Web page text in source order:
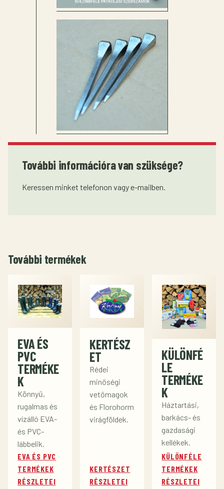
További információra van szüksége?
Keressen minket telefonon vagy e-mailben.
További termékek
EVA ÉS
PVC
TERMÉKE
K
Könnyű,
rugalmas és
vízálló EVA-
és PVC-
lábbelik.
EVA ÉS PVC
TERMÉKEK
RÉSZLETEI
KERTÉSZ
ET
Rédei
minőségi
vetőmagok
és Florohorm
virágföldek.
KERTÉSZET
RÉSZLETEI
KÜLÖNFÉ
LE
TERMÉKE
K
Háztartási,
barkács- és
gazdasági
kellékek.
KÜLÖNFÉLE
TERMÉKEK
RÉSZLETEI